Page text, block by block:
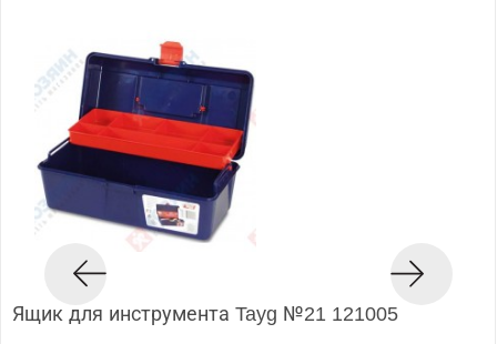
Ящик для инструмента Tayg №21 121005